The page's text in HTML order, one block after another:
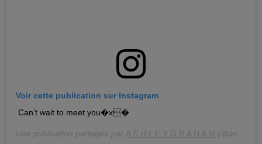
Voir cette publication sur Instagram
Can’t wait to meet you�x�
Une publication partagée par A S H L E Y G R A H A M (@ashleygraham) le